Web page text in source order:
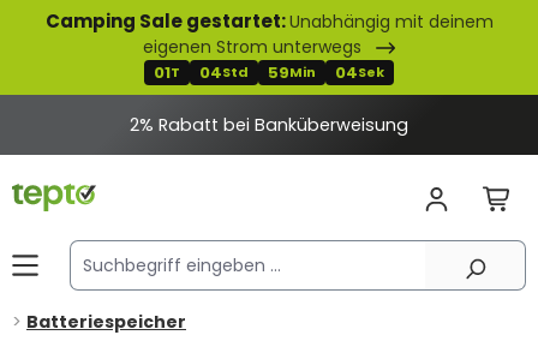
springen
Camping Sale gestartet:Unabhängig mit deinem
eigenen Strom unterwegs
01T 04Std 59Min 04Sek
2% Rabatt bei Banküberweisung
Batteriespeicher